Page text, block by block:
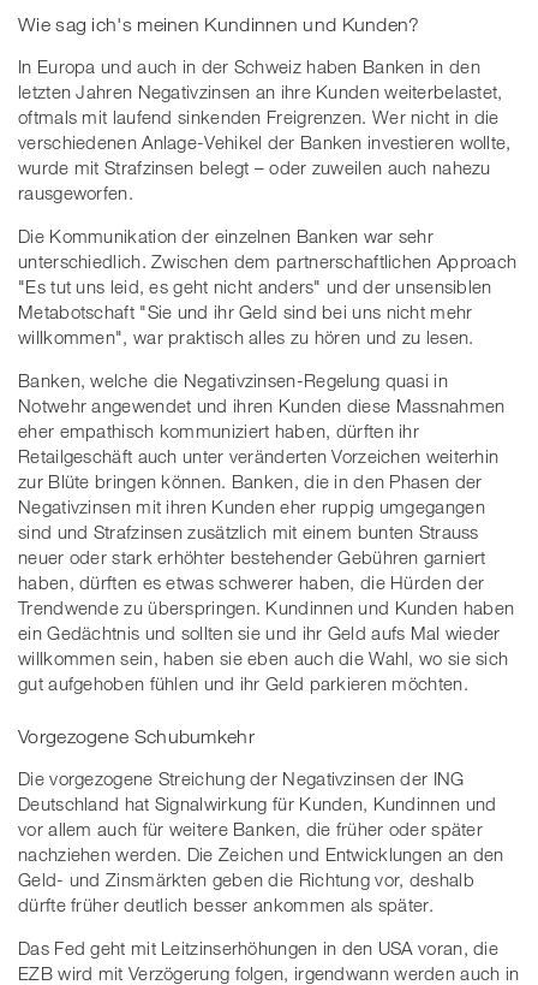
Wie sag ich's meinen Kundinnen und Kunden?
In Europa und auch in der Schweiz haben Banken in den
letzten Jahren Negativzinsen an ihre Kunden weiterbelastet,
oftmals mit laufend sinkenden Freigrenzen. Wer nicht in die
verschiedenen Anlage-Vehikel der Banken investieren wollte,
wurde mit Strafzinsen belegt – oder zuweilen auch nahezu
rausgeworfen.
Die Kommunikation der einzelnen Banken war sehr
unterschiedlich. Zwischen dem partnerschaftlichen Approach
"Es tut uns leid, es geht nicht anders" und der unsensiblen
Metabotschaft "Sie und ihr Geld sind bei uns nicht mehr
willkommen", war praktisch alles zu hören und zu lesen.
Banken, welche die Negativzinsen-Regelung quasi in
Notwehr angewendet und ihren Kunden diese Massnahmen
eher empathisch kommuniziert haben, dürften ihr
Retailgeschäft auch unter veränderten Vorzeichen weiterhin
zur Blüte bringen können. Banken, die in den Phasen der
Negativzinsen mit ihren Kunden eher ruppig umgegangen
sind und Strafzinsen zusätzlich mit einem bunten Strauss
neuer oder stark erhöhter bestehender Gebühren garniert
haben, dürften es etwas schwerer haben, die Hürden der
Trendwende zu überspringen. Kundinnen und Kunden haben
ein Gedächtnis und sollten sie und ihr Geld aufs Mal wieder
willkommen sein, haben sie eben auch die Wahl, wo sie sich
gut aufgehoben fühlen und ihr Geld parkieren möchten.
Vorgezogene Schubumkehr
Die vorgezogene Streichung der Negativzinsen der ING
Deutschland hat Signalwirkung für Kunden, Kundinnen und
vor allem auch für weitere Banken, die früher oder später
nachziehen werden. Die Zeichen und Entwicklungen an den
Geld- und Zinsmärkten geben die Richtung vor, deshalb
dürfte früher deutlich besser ankommen als später.
Das Fed geht mit Leitzinserhöhungen in den USA voran, die
EZB wird mit Verzögerung folgen, irgendwann werden auch in